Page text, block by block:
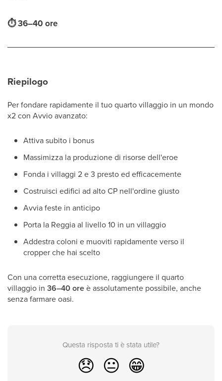
⏱36–40 ore
Riepilogo
Per fondare rapidamente il tuo quarto villaggio in un mondo
x2 con Avvio avanzato:
Attiva subito i bonus
Massimizza la produzione di risorse dell'eroe
Fonda i villaggi 2 e 3 presto ed efficacemente
Costruisci edifici ad alto CP nell'ordine giusto
Avvia feste in anticipo
Porta la Reggia al livello 10 in un villaggio
Addestra coloni e muoviti rapidamente verso il
cropper che hai scelto
Con una corretta esecuzione, raggiungere il quarto
villaggio in 36–40 oreè assolutamente possibile, anche
senza farmare oasi.
Questa risposta ti è stata utile?
😞 😐 😁